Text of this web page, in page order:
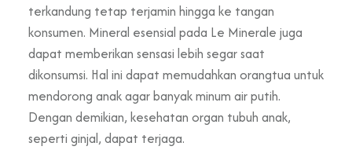
terkandung tetap terjamin hingga ke tangan
konsumen. Mineral esensial pada Le Minerale juga
dapat memberikan sensasi lebih segar saat
dikonsumsi. Hal ini dapat memudahkan orangtua untuk
mendorong anak agar banyak minum air putih.
Dengan demikian, kesehatan organ tubuh anak,
seperti ginjal, dapat terjaga.